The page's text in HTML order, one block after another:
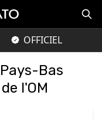
OFFICIEL
Bas
l'OM